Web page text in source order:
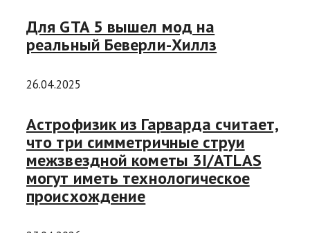
Для GTA 5 вышел мод на
реальный Беверли-Хиллз
26.04.2025
Астрофизик из Гарварда считает,
что три симметричные струи
межзвездной кометы 3I/ATLAS
могут иметь технологическое
происхождение